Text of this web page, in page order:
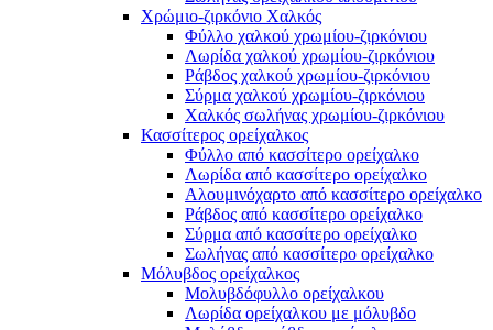
Χρώμιο-ζιρκόνιο Χαλκός
Φύλλο χαλκού χρωμίου-ζιρκόνιου
Λωρίδα χαλκού χρωμίου-ζιρκόνιου
Ράβδος χαλκού χρωμίου-ζιρκόνιου
Σύρμα χαλκού χρωμίου-ζιρκόνιου
Χαλκός σωλήνας χρωμίου-ζιρκόνιου
Κασσίτερος ορείχαλκος
Φύλλο από κασσίτερο ορείχαλκο
Λωρίδα από κασσίτερο ορείχαλκο
Αλουμινόχαρτο από κασσίτερο ορείχαλκο
Ράβδος από κασσίτερο ορείχαλκο
Σύρμα από κασσίτερο ορείχαλκο
Σωλήνας από κασσίτερο ορείχαλκο
Μόλυβδος ορείχαλκος
Μολυβδόφυλλο ορείχαλκου
Λωρίδα ορείχαλκου με μόλυβδο